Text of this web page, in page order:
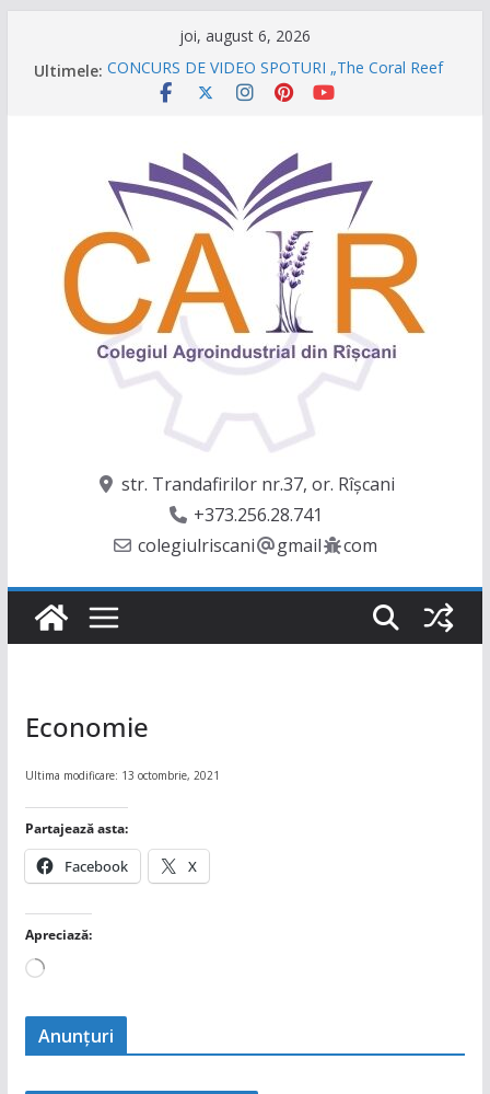
joi, august 6, 2026
Ultimele: CONCURS DE VIDEO SPOTURI „The Coral Reef
of the Prut – destinația ta turistică”
Târgul regional „Viitorul e AgriCOOL”
Un capitol se încheie, iar un viitor plin de
oportunități începe!
Festivalul Lavandei a fost despre oameni, emoții
și clipe de neuitat!
str. Trandafirilor nr.37, or. Rîşcani
+373.256.28.741
colegiulriscani
gmail com
Economie
Ultima modificare: 13 octombrie, 2021
Partajează asta:
Facebook X
Apreciază:
Încarc...
Anunţuri